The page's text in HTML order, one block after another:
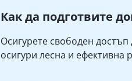
Как да подготвите
Осигурете свободен
осигури лесна и ефективна